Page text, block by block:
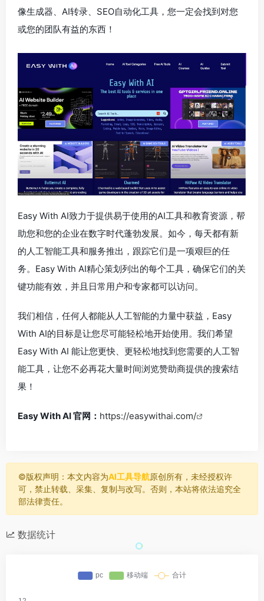
像生成器、AI转录、SEO自动化工具，您一定会找到对您
或您的团队有益的东西！
Easy With AI致力于提供易于使用的AI工具和教育资源，帮
助您和您的企业在数字时代蓬勃发展。如今，每天都有新
的人工智能工具和服务推出，跟踪它们是一项艰巨的任
务。Easy With AI精心策划列出的每个工具，确保它们的关
键功能有效，并且日常用户和专家都可以访问。
我们相信，任何人都能从人工智能的力量中获益，Easy
With AI的目标是让您尽可能轻松地开始使用。我们希望
Easy With AI 能让您更快、更轻松地找到您需要的人工智
能工具，让您不必再花大量时间浏览赞助商提供的搜索结
果！
Easy With AI 官网： https://easywithai.com/
©️版权声明：本文内容为AI工具导航原创所有，未经授权许
可，禁止转载、采集、复制与改写。否则，本站将依法追究全
部法律责任。
数据统计